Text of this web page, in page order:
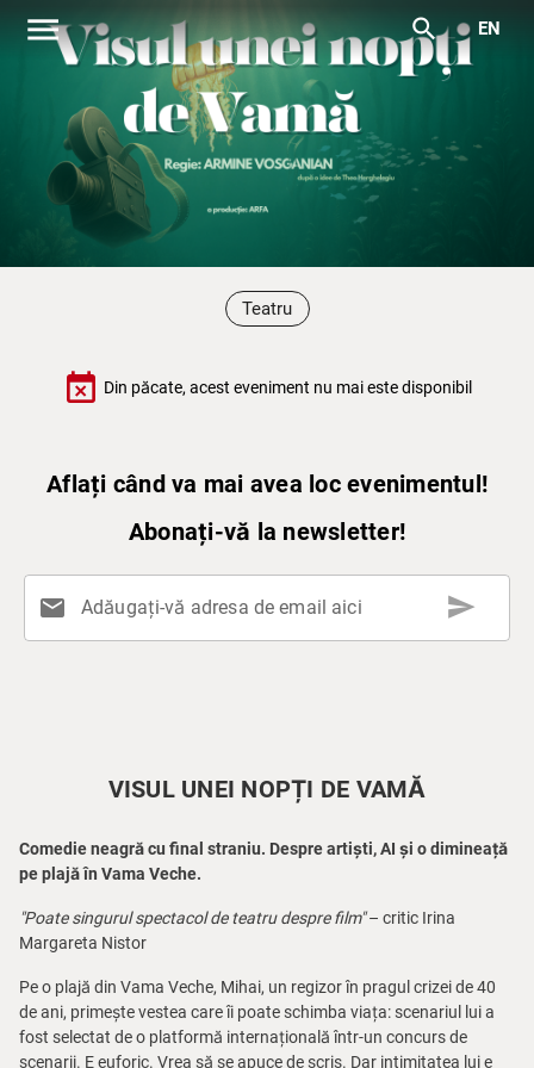
menu search EN
Teatru
event_busy Din păcate, acest eveniment nu mai este disponibil
Aflați când va mai avea loc evenimentul!
Abonați-vă la newsletter!
mail Adăugați-vă adresa de email aici send
VISUL UNEI NOPȚI DE VAMĂ
Comedie neagră cu final straniu. Despre artiști, AI și o dimineață
pe plajă în Vama Veche.
"Poate singurul spectacol de teatru despre film"– critic Irina
Margareta Nistor
Pe o plajă din Vama Veche, Mihai, un regizor în pragul crizei de 40
de ani, primește vestea care îi poate schimba viața: scenariul lui a
fost selectat de o platformă internațională într-un concurs de
scenarii. E euforic. Vrea să se apuce de scris. Dar intimitatea lui e